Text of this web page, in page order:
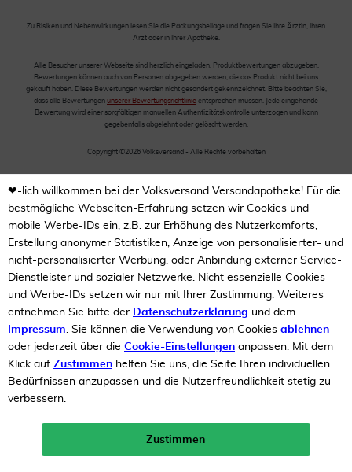
10%
Neukunden-Rabatt ab 49€!
mehr erfahren >
Zu Risiken und Nebenwirkungen lesen Sie die Packungsbeilage und fragen Sie Ihre Ärztin, Ihren
Arzt oder in Ihrer Apotheke.
Alle Besucher unserer Webseite sind herzlich eingeladen, Produktbewertungen abzugeben.
Bewertungen können auch von Personen abgegeben werden, die das Produkt nicht bei uns
gekauft haben. Diese Bewertungen werden nicht gesondert gekennzeichnet. Bitte beachten Sie,
dass alle Bewertungen unserer Bewertungsrichtlinie entsprechen müssen. Jede eingehende
Bewertung wird einer sorgfältigen manuellen Authentizitätskontrolle unterzogen und kann
gegebenfalls abgelehnt oder gelöscht werden.
Copyright ©2026 Volksversand - Alle Rechte vorbehalten
❤-lich willkommen bei der Volksversand Versandapotheke! Für die
bestmögliche Webseiten-Erfahrung setzen wir Cookies und
mobile Werbe-IDs ein, z.B. zur Erhöhung des Nutzerkomforts,
Erstellung anonymer Statistiken, Anzeige von personalisierter- und
nicht-personalisierter Werbung, oder Anbindung externer Service-
Dienstleister und sozialer Netzwerke. Nicht essenzielle Cookies
und Werbe-IDs setzen wir nur mit Ihrer Zustimmung. Weiteres
entnehmen Sie bitte der Datenschutzerklärung und dem
Impressum. Sie können die Verwendung von Cookies ablehnen
oder jederzeit über die Cookie-Einstellungen anpassen. Mit dem
Klick auf Zustimmen helfen Sie uns, die Seite Ihren individuellen
Bedürfnissen anzupassen und die Nutzerfreundlichkeit stetig zu
verbessern.
Zustimmen